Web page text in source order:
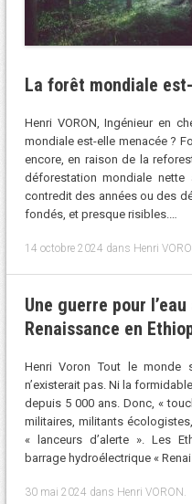
La forêt mondiale
Henri VORON, Ingénieur en
mondiale est-elle menacée ?
encore, en raison de la
déforestation mondiale nette
contredit des années ou des
fondés, et presque risibles.…
14 octobre 2024 dans Henri
Une guerre pour
Renaissance en
Henri Voron Tout le monde
n’existerait pas. Ni la
depuis 5 000 ans. Donc, «
militaires, militants
« lanceurs d’alerte ». Les
barrage hydroélectrique «
30 mai 2024 dans Henri VORON